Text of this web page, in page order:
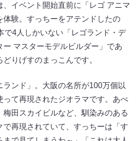
、イベント開始直前に「レゴ アニマ
体験。すっちーをアテンドしたの
で4人しかいない「レゴランド・デ
ー マスターモデルビルダー」であ
りげすのまっこんです。
ランド」。大阪の名所が100万個以
って再現されたジオラマです。あべ
田スカイビルなど、馴染みのある
で再現されていて、すっちーは「す